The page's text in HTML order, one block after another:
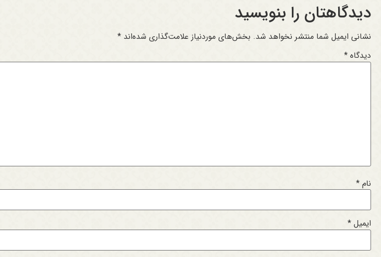
دیدگاهتان را بنویسید
نشانی ایمیل شما منتشر نخواهد شد. بخش‌های موردنیاز علامت‌گذاری شده‌اند *
دیدگاه *
نام *
ایمیل *